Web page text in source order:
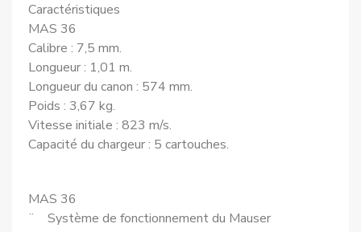
Caractéristiques
MAS 36
Calibre : 7,5 mm.
Longueur : 1,01 m.
Longueur du canon : 574 mm.
Poids : 3,67 kg.
Vitesse initiale : 823 m/s.
Capacité du chargeur : 5 cartouches.
MAS 36
¨ Système de fonctionnement du Mauser